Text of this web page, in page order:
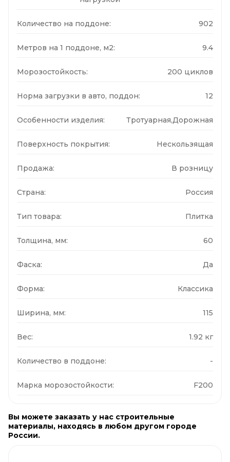
Количество на поддоне: 902
Метров на 1 поддоне, м2: 9.4
Морозостойкость: 200 циклов
Норма загрузки в авто, поддон: 12
Особенности изделия: Тротуарная,Дорожная
Поверхность покрытия: Нескользящая
Продажа: В розницу
Страна: Россия
Тип товара: Плитка
Толщина, мм: 60
Фаска: Да
Форма: Классика
Ширина, мм: 115
Вес: 1.92 кг
Количество в поддоне: -
Марка морозостойкости: F200
Вы можете заказать у нас строительные
материалы, находясь в любом другом городе
России.